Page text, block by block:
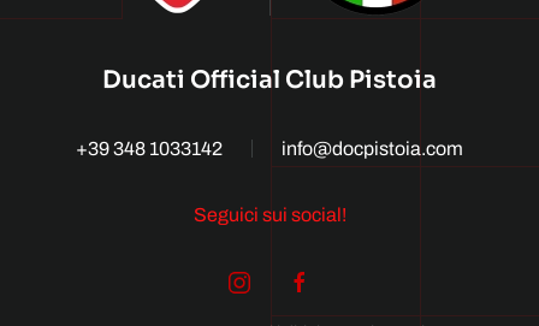
Ducati Official Club Pistoia
+39 348 1033142 info@docpistoia.com
Seguici sui social!